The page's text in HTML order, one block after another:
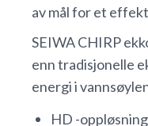
av mål for et
SEIWA CHIRP
enn tradisjonelle
energi i
HD -